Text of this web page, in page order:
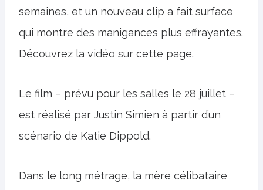
semaines, et un nouveau clip a fait surface
qui montre des manigances plus effrayantes.
Découvrez la vidéo sur cette page.
Le film – prévu pour les salles le 28 juillet –
est réalisé par Justin Simien à partir d’un
scénario de Katie Dippold.
Dans le long métrage, la mère célibataire